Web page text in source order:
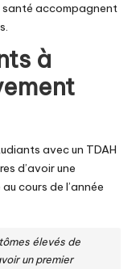
santé accompagnent
à
avec un TDAH
d’avoir une
cours de l’année
élevés de
un premier